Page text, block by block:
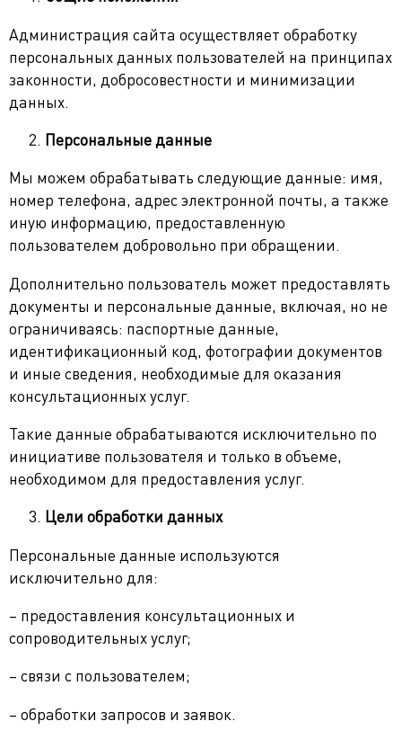
Водительские права при смене фамилии
Восстановление свидетельства о рождении
умершего
Восстановление свидетельства о браке
Апостиль
Апостиль паспорта
Апостиль свидетельства о рождении
Апостиль свидетельства о браке или разводе
Апостиль справки о несудимости
Апостиль диплома и аттестата
Легализация документов
Легализация свидетельства о рождении, браке
Легализация справки о несудимости
Легализация диплома
Легализация для Китая
Легализация для ОАЭ
Перевод документов
Нотариальное заверение
Перевод паспорта
Перевод свидетельства о рождении, браке
Перевод справки о несудимости
Перевод диплома и аттестата
Администрация сайта осуществляет обработку
персональных данных пользователей на принципах
законности, добросовестности и минимизации
данных.
Персональные данные
Мы можем обрабатывать следующие данные: имя,
номер телефона, адрес электронной почты, а также
иную информацию, предоставленную
пользователем добровольно при обращении.
Дополнительно пользователь может предоставлять
документы и персональные данные, включая, но не
ограничиваясь: паспортные данные,
идентификационный код, фотографии документов
и иные сведения, необходимые для оказания
консультационных услуг.
Такие данные обрабатываются исключительно по
инициативе пользователя и только в объеме,
необходимом для предоставления услуг.
Цели обработки данных
Персональные данные используются
исключительно для:
– предоставления консультационных и
сопроводительных услуг;
– связи с пользователем;
– обработки запросов и заявок.